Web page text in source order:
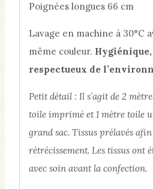
Poignées longues 66 cm
Lavage en machine à 30°C
même couleur.
respectueux de
Petit détail : Il s’agit de 2
toile imprimé et 1 mètre toile
grand sac. Tissus prélavés
rétrécissement. Les tissus ont
avec soin avant la confection.